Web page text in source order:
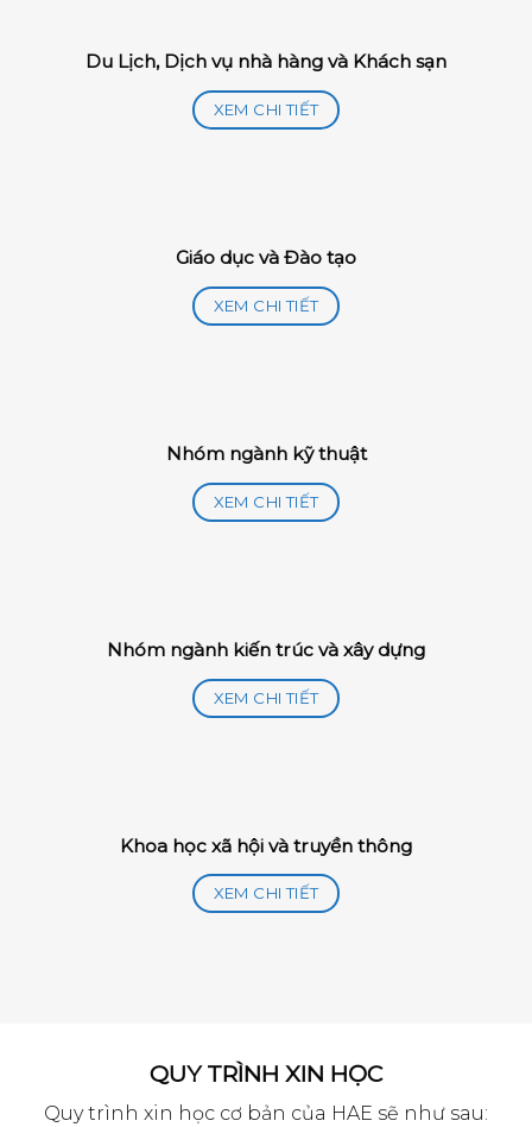
Du Lịch, Dịch vụ nhà hàng và Khách sạn
XEM CHI TIẾT
Giáo dục và Đào tạo
XEM CHI TIẾT
Nhóm ngành kỹ thuật
XEM CHI TIẾT
Nhóm ngành kiến trúc và xây dựng
XEM CHI TIẾT
Khoa học xã hội và truyền thông
XEM CHI TIẾT
QUY TRÌNH XIN HỌC
Quy trình xin học cơ bản của HAE sẽ như sau: